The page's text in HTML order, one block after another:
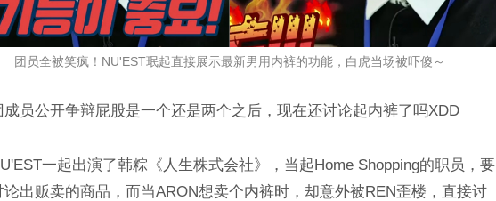
团员全被笑疯！NU'EST珉起直接展示最新男用内裤的功能，白虎当场被吓傻～
成员公开争辩屁股是一个还是两个之后，现在还讨论起内裤了吗XDD
一起出演了韩粽《人生株式会社》，当起Home Shopping的职员，要
论出贩卖的商品，而当ARON想卖个内裤时，却意外被REN歪楼，直接讨